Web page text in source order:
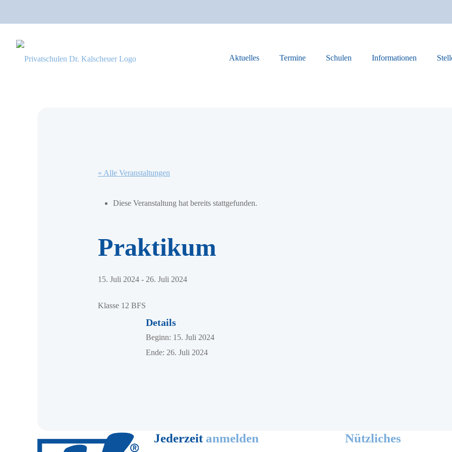
Aktuelles Termine Schulen Informationen
« Alle Veranstaltungen
Diese Veranstaltung hat bereits stattgefunden.
Praktikum
15. Juli 2024- 26. Juli 2024
Klasse 12 BFS
Details
Beginn: 15. Juli 2024
Ende: 26. Juli 2024
Jederzeit anmelden Nützliches